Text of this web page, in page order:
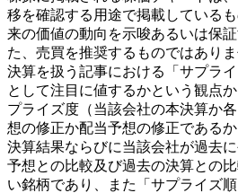
移を確認する用途で掲載している
来の価値の動向を示唆あるいは保
た、売買を推奨するものではありま
決算を扱う記事における「サプラ
として注目に値するかという観点
プライズ度（当該会社の本決算か
想の修正か配当予想の修正である
決算結果ならびに当該会社が過去
予想との比較及び過去の決算との
い銘柄であり、また「サプライズ